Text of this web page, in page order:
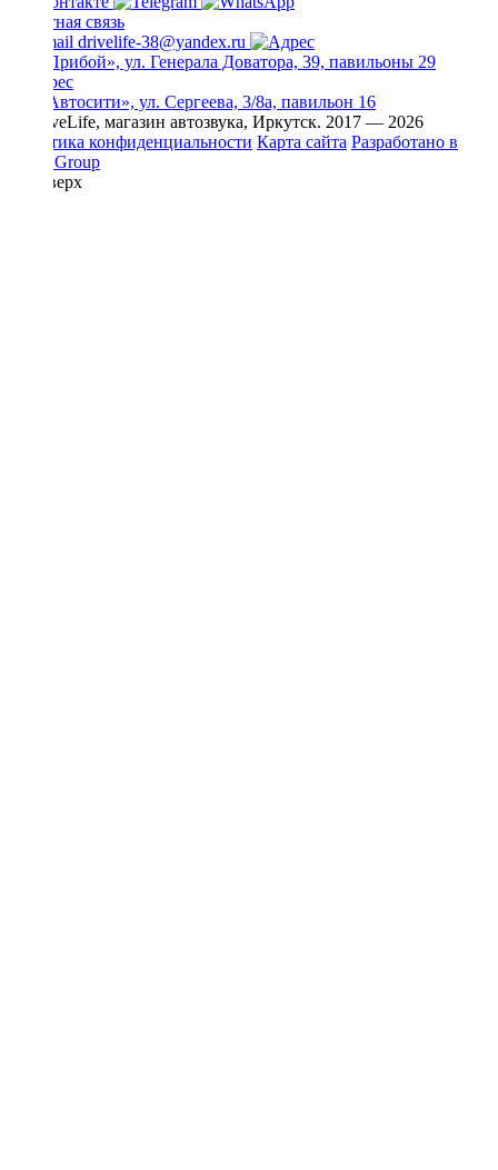
Обратная связь
drivelife-38@yandex.ru
ТЦ «Прибой», ул. Генерала Доватора, 39, павильоны 29
ТЦ «Автосити», ул. Сергеева, 3/8а, павильон 16
© DriveLife, магазин автозвука, Иркутск. 2017 — 2026
Политика конфиденциальности Карта сайта Разработано в
Prime Group